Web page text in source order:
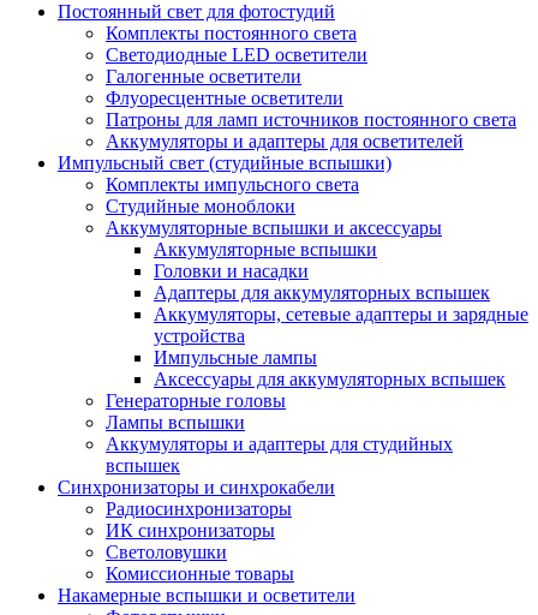
Постоянный свет для фотостудий
Комплекты постоянного света
Светодиодные LED осветители
Галогенные осветители
Флуоресцентные осветители
Патроны для ламп источников постоянного света
Аккумуляторы и адаптеры для осветителей
Импульсный свет (студийные вспышки)
Комплекты импульсного света
Студийные моноблоки
Аккумуляторные вспышки и аксессуары
Аккумуляторные вспышки
Головки и насадки
Адаптеры для аккумуляторных вспышек
Аккумуляторы, сетевые адаптеры и зарядные
устройства
Импульсные лампы
Аксессуары для аккумуляторных вспышек
Генераторные головы
Лампы вспышки
Аккумуляторы и адаптеры для студийных
вспышек
Синхронизаторы и синхрокабели
Радиосинхронизаторы
ИК синхронизаторы
Светоловушки
Комиссионные товары
Накамерные вспышки и осветители